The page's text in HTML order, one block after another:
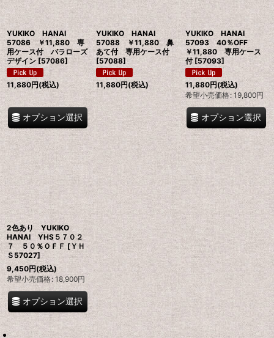
絞り込む
YUKIKO HANAI
57086 ￥11,880 専
用ケース付 バラローズ
デザイン [57086]
11,880円(税込)
オプション選択
YUKIKO HANAI
57088 ￥11,880 鼻
あて付 専用ケース付
[57088]
11,880円(税込)
YUKIKO HANAI
57093 40％OFF
￥11,880 専用ケース
付 [57093]
11,880円(税込)
希望小売価格: 19,800円
オプション選択
2色あり YUKIKO
HANAI YHS５７０２
７ ５０％ＯＦＦ [ＹＨ
Ｓ57027]
9,450円(税込)
希望小売価格: 18,900円
オプション選択